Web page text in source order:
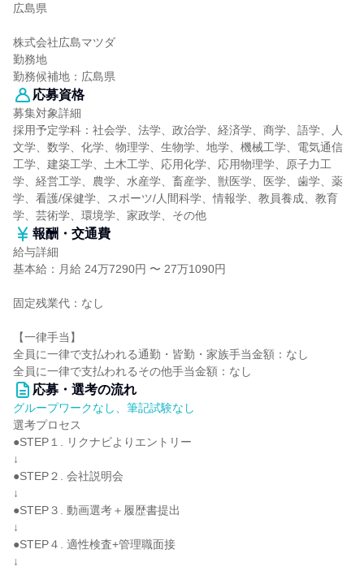
広島県
株式会社広島マツダ
勤務地
勤務候補地：広島県
応募資格
募集対象詳細
採用予定学科：社会学、法学、政治学、経済学、商学、語学、人
文学、数学、化学、物理学、生物学、地学、機械工学、電気通信
工学、建築工学、土木工学、応用化学、応用物理学、原子力工
学、経営工学、農学、水産学、畜産学、獣医学、医学、歯学、薬
学、看護/保健学、スポーツ/人間科学、情報学、教員養成、教育
学、芸術学、環境学、家政学、その他
報酬・交通費
給与詳細
基本給：月給 24万7290円 〜 27万1090円
固定残業代：なし
【一律手当】
全員に一律で支払われる通勤・皆勤・家族手当金額：なし
全員に一律で支払われるその他手当金額：なし
応募・選考の流れ
グループワークなし、筆記試験なし
選考プロセス
●STEP１. リクナビよりエントリー
↓
●STEP２. 会社説明会
↓
●STEP３. 動画選考＋履歴書提出
↓
●STEP４. 適性検査+管理職面接
↓